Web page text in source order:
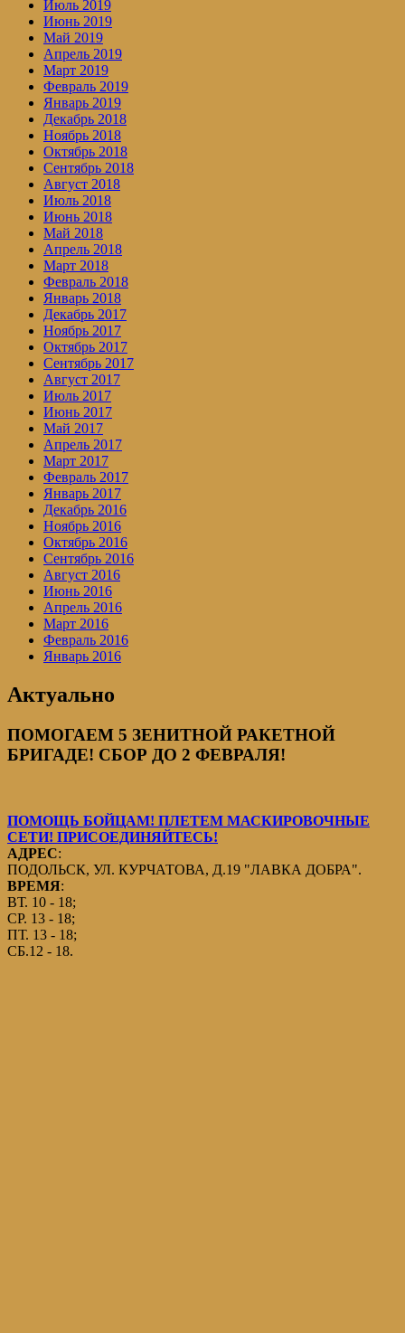
Июль 2019
Июнь 2019
Май 2019
Апрель 2019
Март 2019
Февраль 2019
Январь 2019
Декабрь 2018
Ноябрь 2018
Октябрь 2018
Сентябрь 2018
Август 2018
Июль 2018
Июнь 2018
Май 2018
Апрель 2018
Март 2018
Февраль 2018
Январь 2018
Декабрь 2017
Ноябрь 2017
Октябрь 2017
Сентябрь 2017
Август 2017
Июль 2017
Июнь 2017
Май 2017
Апрель 2017
Март 2017
Февраль 2017
Январь 2017
Декабрь 2016
Ноябрь 2016
Октябрь 2016
Сентябрь 2016
Август 2016
Июнь 2016
Апрель 2016
Март 2016
Февраль 2016
Январь 2016
Актуально
ПОМОГАЕМ 5 ЗЕНИТНОЙ РАКЕТНОЙ
БРИГАДЕ! СБОР ДО 2 ФЕВРАЛЯ!
ПОМОЩЬ БОЙЦАМ! ПЛЕТЕМ МАСКИРОВОЧНЫЕ
СЕТИ! ПРИСОЕДИНЯЙТЕСЬ!
АДРЕС:
ПОДОЛЬСК, УЛ. КУРЧАТОВА, Д.19 "ЛАВКА ДОБРА".
ВРЕМЯ:
ВТ. 10 - 18;
СР. 13 - 18;
ПТ. 13 - 18;
СБ.12 - 18.